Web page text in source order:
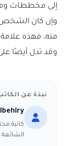
إلى مخططات
وإن كان الشخص
منه، فهذه علامة
وقد تدل أيضًا
نبذة عن
الشائعة